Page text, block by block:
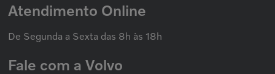
Atendimento Online
De Segunda a Sexta das 8h às 18h
Fale com a Volvo